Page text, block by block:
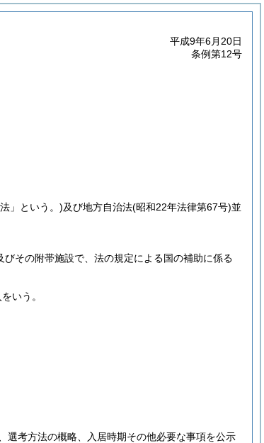
平成9年6月20日
条例第12号
」という。)及び地方自治法(昭和22年法律第67号)並
その附帯施設で、法の規定による国の補助に係る
いう。
選考方法の概略、入居時期その他必要な事項を公示